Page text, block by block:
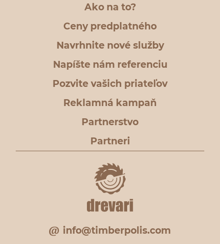
Ako na to?
Ceny predplatného
Navrhnite nové služby
Napíšte nám referenciu
Pozvite vašich priateľov
Reklamná kampaň
Partnerstvo
Partneri
info@timberpolis.com